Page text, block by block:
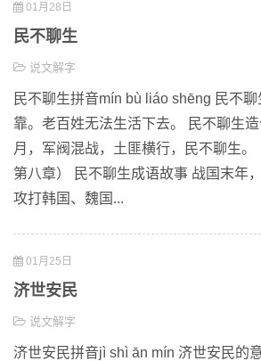
01月28日
民不聊生
说文解字
民不聊生拼音mín bù liáo shēng 民不
靠。老百姓无法生活下去。 民不聊生
月，军阀混战，土匪横行，民不聊生。
第八章） 民不聊生成语故事 战国末年
攻打韩国、魏国...
01月25日
济世安民
说文解字
济世安民拼音jì shì ān mín 济世安民的